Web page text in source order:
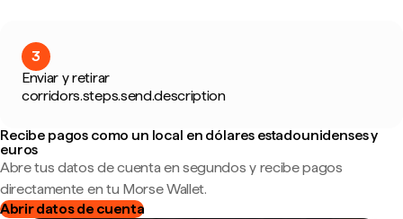
3
Enviar y retirar
corridors.steps.send.description
Recibe pagos como un local en dólares estadounidenses y
euros
Abre tus datos de cuenta en segundos y recibe pagos
directamente en tu Morse Wallet.
Abrir datos de cuenta